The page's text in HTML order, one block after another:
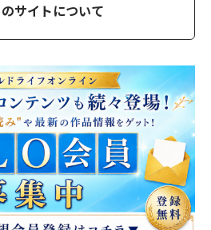
サイトについて